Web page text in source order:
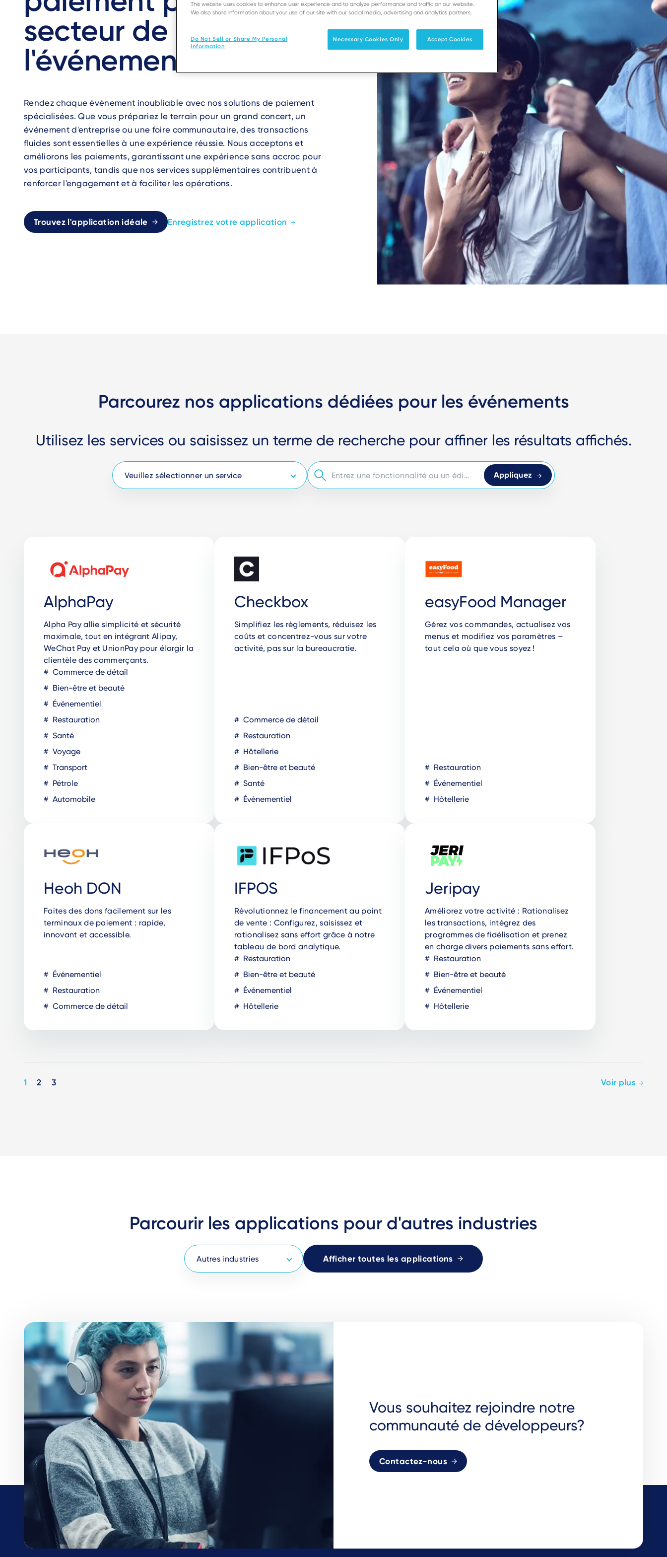
secteur de
l'événementiel
Rendez chaque événement inoubliable avec nos solutions de paiement
spécialisées. Que vous prépariez le terrain pour un grand concert, un
événement d'entreprise ou une foire communautaire, des transactions
fluides sont essentielles à une expérience réussie. Nous acceptons et
améliorons les paiements, garantissant une expérience sans accroc pour
vos participants, tandis que nos services supplémentaires contribuent à
renforcer l'engagement et à faciliter les opérations.
Trouvez l'application idéale Enregistrez votre application
Parcourez nos applications dédiées pour les événements
Utilisez les services ou saisissez un terme de recherche pour affiner les résultats affichés.
AlphaPay
Alpha Pay allie simplicité et sécurité
maximale, tout en intégrant Alipay,
WeChat Pay et UnionPay pour élargir la
clientèle des commerçants.
Commerce de détail
Bien-être et beauté
Événementiel
Restauration
Santé
Voyage
Transport
Pétrole
Automobile
Checkbox
Simplifiez les règlements, réduisez les
coûts et concentrez-vous sur votre
activité, pas sur la bureaucratie.
Commerce de détail
Restauration
Hôtellerie
Bien-être et beauté
Santé
Événementiel
easyFood Manager
Gérez vos commandes, actualisez vos
menus et modifiez vos paramètres –
tout cela où que vous soyez !
Restauration
Événementiel
Hôtellerie
Heoh DON
Faites des dons facilement sur les
terminaux de paiement : rapide,
innovant et accessible.
Événementiel
Restauration
Commerce de détail
IFPOS
Révolutionnez le financement au point
de vente : Configurez, saisissez et
rationalisez sans effort grâce à notre
tableau de bord analytique.
Restauration
Bien-être et beauté
Événementiel
Hôtellerie
Jeripay
Améliorez votre activité : Rationalisez
les transactions, intégrez des
programmes de fidélisation et prenez
en charge divers paiements sans effort.
Restauration
Bien-être et beauté
Événementiel
Hôtellerie
Pagination
1 2 3 Voir plus
Parcourir les applications pour d'autres industries
Afficher toutes les applications
Vous souhaitez rejoindre notre
communauté de développeurs?
Contactez-nous
This website uses cookies to enhance user experience and to analyze performance and traffic on our website.
We also share information about your use of our site with our social media, advertising and analytics partners.
Do Not Sell or Share My Personal
Information
Necessary Cookies Only Accept Cookies